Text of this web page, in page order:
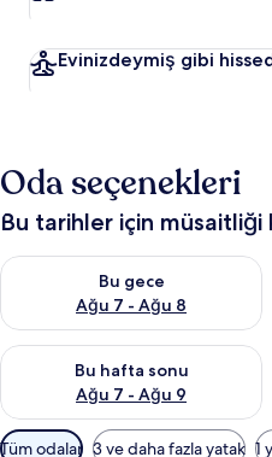
Evinizdeymiş gibi
Oda seçenekleri
Bu tarihler için
Bu gece
Ağu 7 - Ağu 8
Bu gece için müsaitliği kontrol
Bu hafta sonu
Ağu 7 - Ağu 9
Bu hafta sonu için müsaitliği
Odalar
Tüm odalar 3 ve daha fazla yatak 1